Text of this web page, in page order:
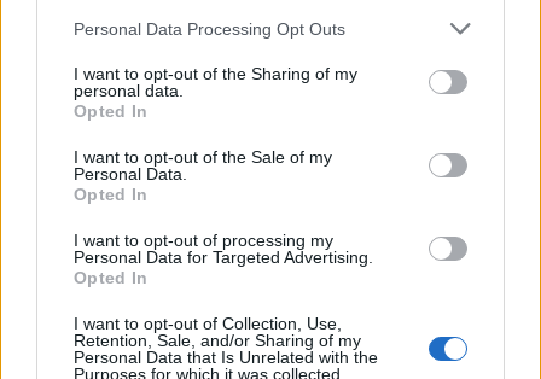
Please note that this website/app uses one or more Google
not limited to your visit or usage behaviour. You may click to
grant or deny consent to Google and its third-party tags to
use your data for below specified purposes in below Google
consent section.
Personal Data Processing Opt Outs
I want to opt-out of the Sharing of my
personal data.
Opted In
I want to opt-out of the Sale of my
Personal Data.
Opted In
I want to opt-out of processing my
Personal Data for Targeted Advertising.
Opted In
I want to opt-out of Collection, Use,
Retention, Sale, and/or Sharing of my
Personal Data that Is Unrelated with the
Purposes for which it was collected.
a Hankook
2017.04.28
2017-ben hatodik alkalommal rajtol el a Hankook Tire
Magyarország Kft. Abroncsadományozási Programja, melynek
keretében a cég olyan közhasznú alapítványoknak és kisebb
egyesületeknek kíván segítséget nyújtani, amelyek egyébként
ritkán és csak nagy erőfeszítések árán jutnának támogatáshoz.
2017-ben is önkénteskednek a Hankook dolgozói
2017.04.01
Idén immár ötödik alkalommal indította el Dolgozói Önkéntes